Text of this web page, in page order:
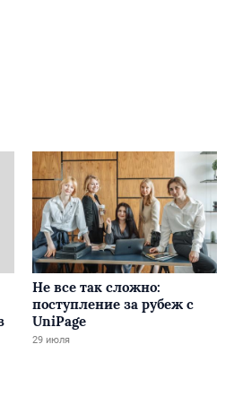
Не все так сложно:
поступление за рубеж с
UniPage
29 июля